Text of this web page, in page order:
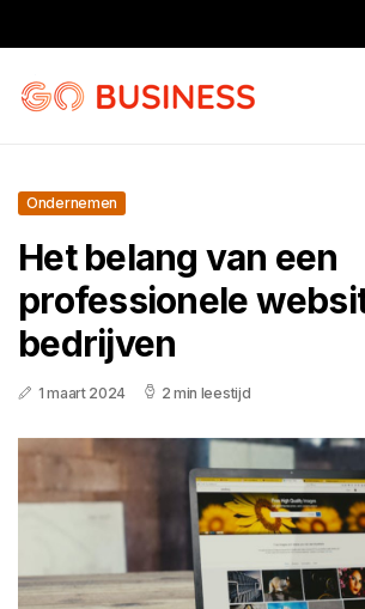
Ondernemen
Het belang van een
professionele
bedrijven
1 maart 2024 2 min leestijd